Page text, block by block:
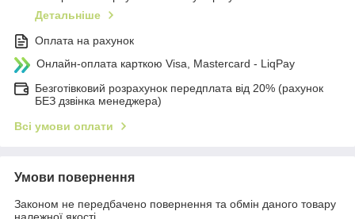
Детальніше
Оплата на рахунок
Онлайн-оплата карткою Visa, Mastercard - LiqPay
Безготівковий розрахунок передплата від 20% (рахунок
БЕЗ дзвінка менеджера)
Всі умови оплати
Умови повернення
Законом не передбачено повернення та обмін даного товару